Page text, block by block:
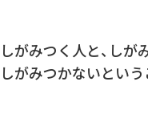
しがみつく人と、しが
しがみつかないとい